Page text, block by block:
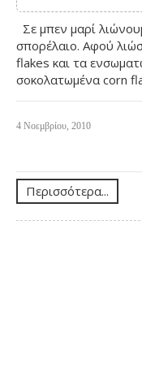
Σε μπεν μαρί
σπορέλαιο. Αφού
flakes και τα
σοκολατωμένα corn
4 Νοεμβρίου, 2010
Περισσότερα...